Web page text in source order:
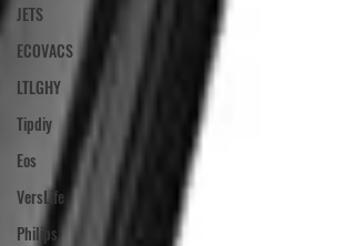
JETS
ECOVACS
LTLGHY
Tipdiy
Eos
VersLife
Philips